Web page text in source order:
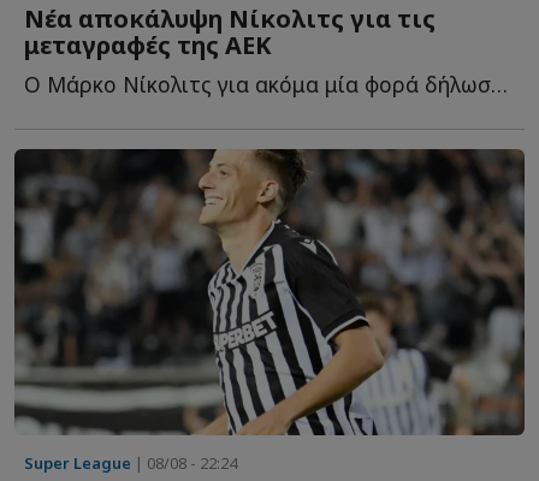
Νέα αποκάλυψη Νίκολιτς για τις
μεταγραφές της ΑΕΚ
Ο Μάρκο Νίκολιτς για ακόμα μία φορά δήλωσε... θετικός γ...
Super League | 08/08 - 22:24